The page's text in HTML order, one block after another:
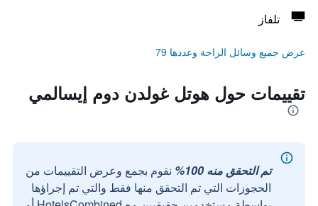
تلفاز
عرض جميع وسائل الراحة وعددها 79
تقييمات حول هوتل غولدن دوم إيسالمي
تم التحقق منه 100%
نقوم بجمع وعرض التقييمات من
الحجوزات التي تم التحقق منها فقط والتي تم إجراؤها